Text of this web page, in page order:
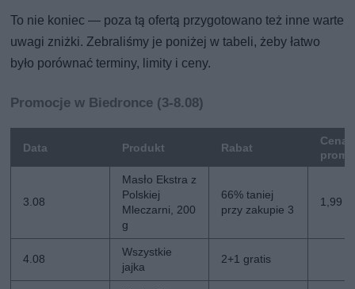
To nie koniec — poza tą ofertą przygotowano też inne warte
uwagi zniżki. Zebraliśmy je poniżej w tabeli, żeby łatwo
było porównać terminy, limity i ceny.
Promocje w Biedronce (3-8.08)
Data Produkt Rabat
Cena
3.08
Masło Ekstra z
Polskiej
Mleczarni, 200
g
66% taniej
przy zakupie 3
1,99
4.08
Wszystkie
jajka
2+1 gratis